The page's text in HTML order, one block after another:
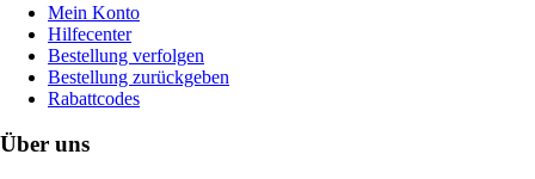
Mein Konto
Hilfecenter
Bestellung verfolgen
Bestellung zurückgeben
Rabattcodes
Über uns